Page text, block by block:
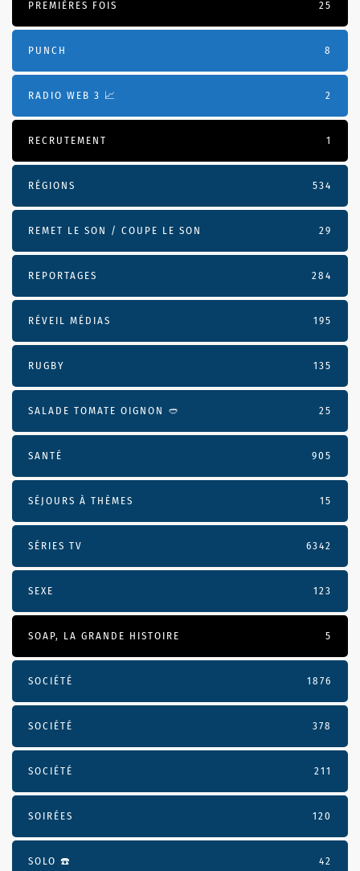
PREMIÈRES FOIS 25
PUNCH 8
RADIO WEB 3 📈 2
RECRUTEMENT 1
RÉGIONS 534
REMET LE SON / COUPE LE SON 29
REPORTAGES 284
RÉVEIL MÉDIAS 195
RUGBY 135
SALADE TOMATE OIGNON 🥙 25
SANTÉ 905
SÉJOURS À THÈMES 15
SÉRIES TV 6342
SEXE 123
SOAP, LA GRANDE HISTOIRE 5
SOCIÉTÉ 1876
SOCIÉTÉ 378
SOCIÉTÉ 211
SOIRÉES 120
SOLO ☎️ 42